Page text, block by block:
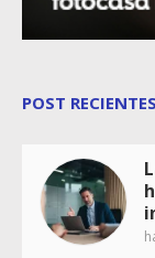
POST RECIENTES